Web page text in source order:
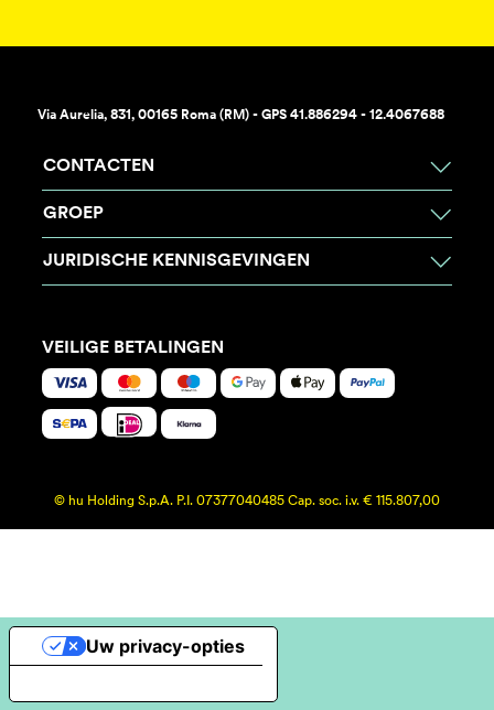
Via Aurelia, 831, 00165 Roma (RM) - GPS 41.886294 - 12.4067688
CONTACTEN
GROEP
JURIDISCHE KENNISGEVINGEN
VEILIGE BETALINGEN
© hu Holding S.p.A. P.I. 07377040485 Cap. soc. i.v. € 115.807,00
Uw privacy-opties